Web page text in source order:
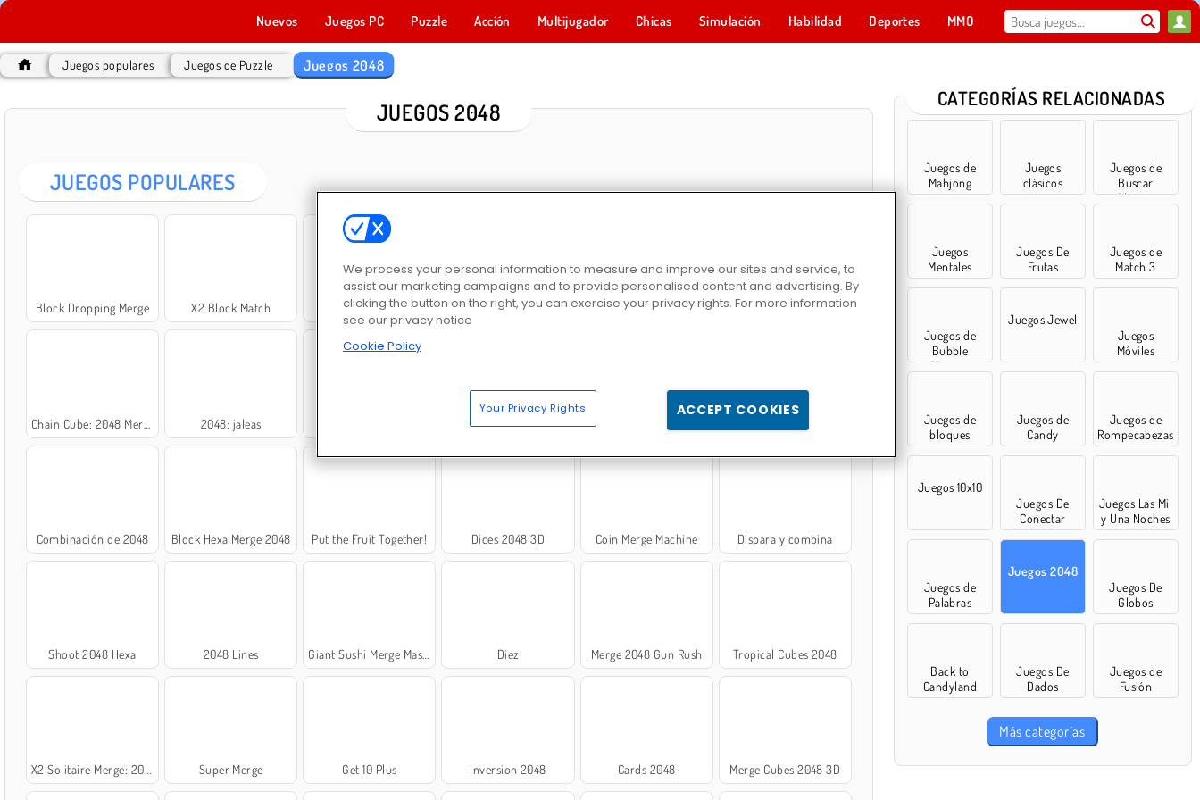
Nuevos Juegos PC Puzzle Acción Multijugador Chicas Simulación Habilidad Deportes MMO
Juegos populares Juegos de Puzzle Juegos 2048
JUEGOS 2048
JUEGOS POPULARES
Block Dropping Merge X2 Block Match Funny Cubes 2048 Reach 2048 Unicornio 2048 Fusión 2048
Chain Cube: 2048 Merge 2048: jaleas 2048 Legend Números inteligentes: 2048
Combinación de 2048 Block Hexa Merge 2048 Put the Fruit Together! Dices 2048 3D Coin Merge Machine Dispara y combina
Shoot 2048 Hexa 2048 Lines Giant Sushi Merge Master Game Diez Merge 2048 Gun Rush Tropical Cubes 2048
X2 Solitaire Merge: 2048 Cards Super Merge Get 10 Plus Inversion 2048 Cards 2048 Merge Cubes 2048 3D
CATEGORÍAS RELACIONADAS
Juegos de
Mahjong
Juegos
clásicos
Juegos de
Buscar
Objetos
Juegos
Mentales
Juegos De
Frutas
Juegos de
Match 3
Juegos de
Bubble
Shooter
Juegos Jewel
Juegos
Móviles
Juegos de
bloques
Juegos de
Candy
Juegos de
Rompecabezas
Juegos 10x10
Juegos De
Conectar
Juegos Las Mil
y Una Noches
Juegos de
Palabras
Juegos 2048
Juegos De
Globos
Back to
Candyland
Juegos De
Dados
Juegos de
Fusión
Más categorías
We process your personal information to measure and improve our sites and service, to
assist our marketing campaigns and to provide personalised content and advertising. By
clicking the button on the right, you can exercise your privacy rights. For more information
see our privacy notice
Cookie Policy
Your Privacy Rights ACCEPT COOKIES